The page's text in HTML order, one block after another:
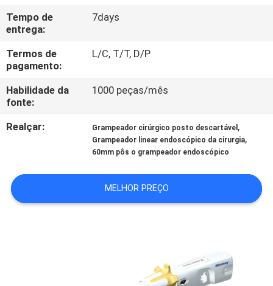
CONTACTE-
NOS
UMAS
CITAÇÕES
DO
SITE
Tempo de
entrega:
7days
Termos de
pagamento:
L/C, T/T, D/P
Habilidade da
fonte:
1000 peças/mês
Realçar: Grampeador cirúrgico posto descartável ,
Grampeador linear endoscópico da cirurgia,
60mm pôs o grampeador endoscópico
MELHOR PREÇO